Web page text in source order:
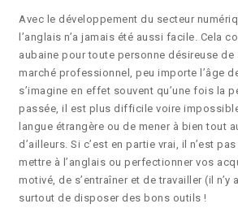
Avec le développement du secteur
l’anglais n’a jamais été aussi facile. Cela
aubaine pour toute personne désireuse de
marché professionnel, peu importe l’âge
s’imagine en effet souvent qu’une fois la
passée, il est plus difficile voire
langue étrangère ou de mener à bien tout
d’ailleurs. Si c’est en partie vrai, il n’est
mettre à l’anglais ou perfectionner vos
motivé, de s’entraîner et de travailler (il n’y
surtout de disposer des bons outils !